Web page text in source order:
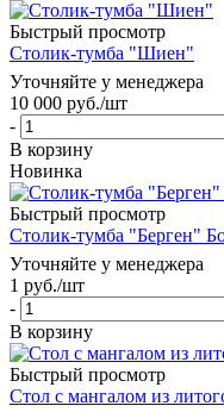
Быстрый просмотр
Столик-тумба "Шиен"
Уточняйте у менеджера
10 000 руб./шт
-
В корзину
Новинка
Быстрый просмотр
Столик-тумба "Берген"
Уточняйте у менеджера
1 руб./шт
-
В корзину
Быстрый просмотр
Стол с мангалом из